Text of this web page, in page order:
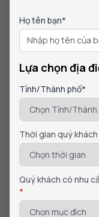
Tin tức báo chí
“Đồng hành
Khi doanh nghiệp
Ngày 8 tháng 12 năm
phong trong việc lan
09/02/2026
Họ tên bạn*
Lựa chọn địa
Tỉnh/Thành phố*
Thời gian quý
Quý khách có nhu
*